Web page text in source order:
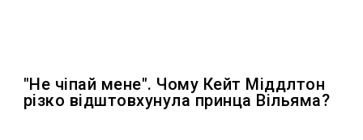
"Не чіпай мене". Чому Кейт Міддлтон
різко відштовхунула принца Вільяма?